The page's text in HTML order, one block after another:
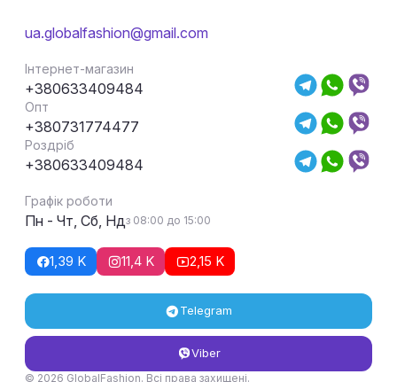
ua.globalfashion@gmail.com
Інтернет-магазин
+380633409484
Опт
+380731774477
Роздріб
+380633409484
Графік роботи
Пн - Чт, Сб, Ндз 08:00 до 15:00
1,39 K 11,4 K 2,15 K
Telegram
Viber
© 2026 GlobalFashion. Всі права захищені.